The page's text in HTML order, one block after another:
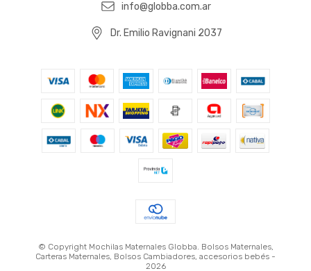
info@globba.com.ar
Dr. Emilio Ravignani 2037
© Copyright Mochilas Maternales Globba. Bolsos Maternales,
Carteras Maternales, Bolsos Cambiadores, accesorios bebés -
2026